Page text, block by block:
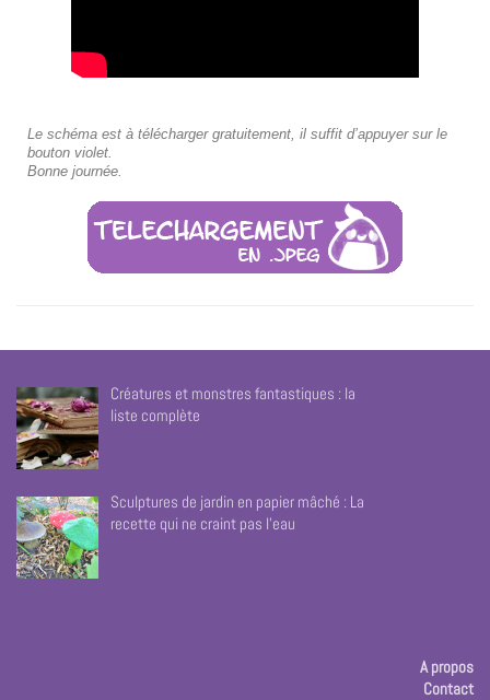
Le schéma est à télécharger gratuitement, il suffit d’appuyer sur le
bouton violet.
Bonne journée.
Créatures et monstres fantastiques : la
liste complète
Sculptures de jardin en papier mâché : La
recette qui ne craint pas l’eau
A propos
Contact